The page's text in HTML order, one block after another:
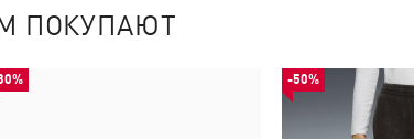
ПОКУПАЮТ
-50%